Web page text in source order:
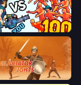
Killer: You vs 100
Fights